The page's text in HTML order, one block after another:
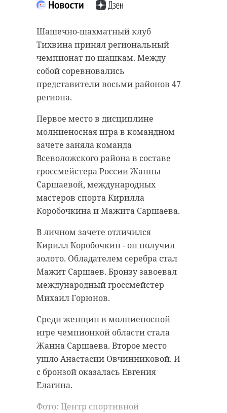
Шашечно-шахматный клуб
Тихвина принял региональный
чемпионат по шашкам. Между
собой соревновались
представители восьми районов 47
региона.
Первое место в дисциплине
молниеносная игра в командном
зачете заняла команда
Всеволожского района в составе
гроссмейстера России Жанны
Саршаевой, международных
мастеров спорта Кирилла
Коробочкина и Мажита Саршаева.
В личном зачете отличился
Кирилл Коробочкин - он получил
золото. Обладателем серебра стал
Мажит Саршаев. Бронзу завоевал
международный гроссмейстер
Михаил Горюнов.
Среди женщин в молниеносной
игре чемпионкой области стала
Жанна Саршаева. Второе место
ушло Анастасии Овчинниковой. И
с бронзой оказалась Евгения
Елагина.
Фото: Центр спортивной